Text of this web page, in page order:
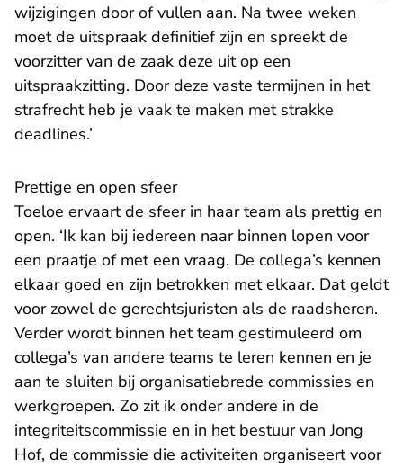
wijzigingen door of vullen aan. Na twee weken
moet de uitspraak definitief zijn en spreekt de
voorzitter van de zaak deze uit op een
uitspraakzitting. Door deze vaste termijnen in het
strafrecht heb je vaak te maken met strakke
deadlines.’
Prettige en open sfeer
Toeloe ervaart de sfeer in haar team als prettig en
open. ‘Ik kan bij iedereen naar binnen lopen voor
een praatje of met een vraag. De collega’s kennen
elkaar goed en zijn betrokken met elkaar. Dat geldt
voor zowel de gerechtsjuristen als de raadsheren.
Verder wordt binnen het team gestimuleerd om
collega’s van andere teams te leren kennen en je
aan te sluiten bij organisatiebrede commissies en
werkgroepen. Zo zit ik onder andere in de
integriteitscommissie en in het bestuur van Jong
Hof, de commissie die activiteiten organiseert voor